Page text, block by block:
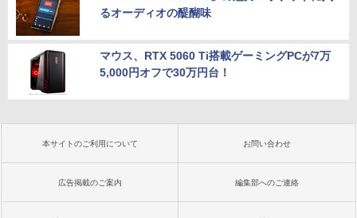
るオーディオの醍醐味
マウス、RTX 5060 Ti搭載ゲーミングPCが7万
5,000円オフで30万円台！
本サイトのご利用について お問い合わせ
広告掲載のご案内 編集部へのご連絡